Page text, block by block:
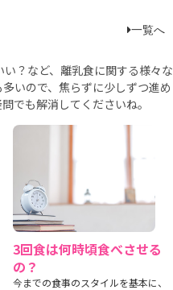
一覧へ
？など、離乳食に関する様々な
いので、焦らずに少しずつ進め
でも解消してくださいね。
3回食は何時頃食べさせる
の？
今までの食事のスタイルを基本に、